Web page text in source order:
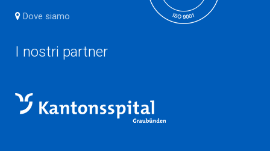
Dove siamo
I nostri partner